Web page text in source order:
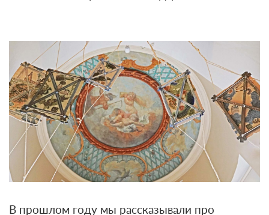
В прошлом году мы рассказывали про